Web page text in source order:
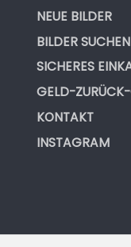
NEUE BILDER
BILDER SUCHEN
SICHERES
GELD-
KONTAKT
INSTAGRAM